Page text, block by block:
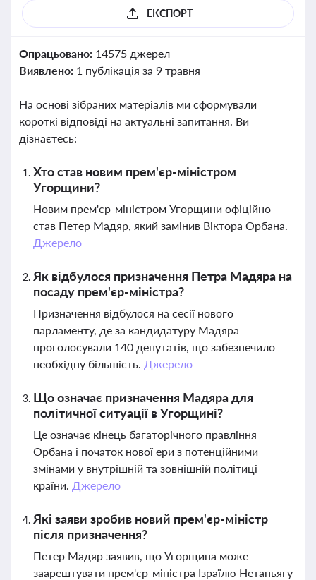
ЕКСПОРТ
Опрацьовано: 14575 джерел
Виявлено: 1 публікація за 9 травня
На основі зібраних матеріалів ми сформували
короткі відповіді на актуальні запитання. Ви
дізнаєтесь:
Хто став новим прем'єр-міністром
Угорщини?
Новим прем'єр-міністром Угорщини офіційно
став Петер Мадяр, який замінив Віктора Орбана.
Джерело
Як відбулося призначення Петра Мадяра на
посаду прем'єр-міністра?
Призначення відбулося на сесії нового
парламенту, де за кандидатуру Мадяра
проголосували 140 депутатів, що забезпечило
необхідну більшість. Джерело
Що означає призначення Мадяра для
політичної ситуації в Угорщині?
Це означає кінець багаторічного правління
Орбана і початок нової ери з потенційними
змінами у внутрішній та зовнішній політиці
країни. Джерело
Які заяви зробив новий прем'єр-міністр
після призначення?
Петер Мадяр заявив, що Угорщина може
заарештувати прем'єр-міністра Ізраїлю Нетаньягу